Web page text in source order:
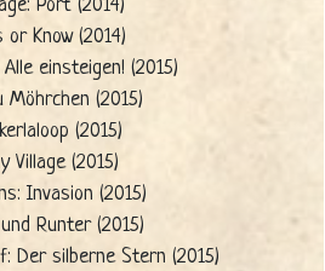
Port (2014)
or Know (2014)
einsteigen! (2015)
Möhrchen (2015)
(2015)
Village (2015)
Invasion (2015)
Runter (2015)
Der silberne Stern (2015)